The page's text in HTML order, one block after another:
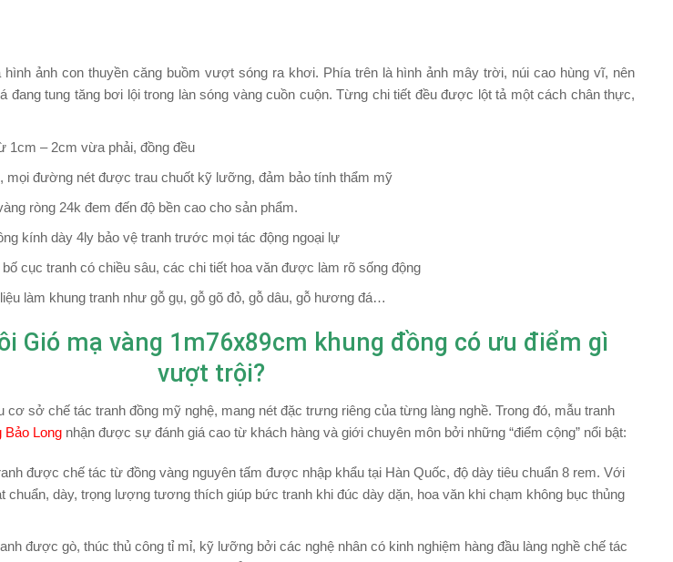
ảnh con thuyền căng buồm vượt sóng ra khơi. Phía trên là hình ảnh mây trời, núi cao hùng vĩ, nên
đang tung tăng bơi lội trong làn sóng vàng cuồn cuộn. Từng chi tiết đều được lột tả một cách chân thực,
1cm – 2cm vừa phải, đồng đều
mọi đường nét được trau chuốt kỹ lưỡng, đảm bảo tính thẩm mỹ
ròng 24k đem đến độ bền cao cho sản phẩm.
kính dày 4ly bảo vệ tranh trước mọi tác động ngoại lự
cục tranh có chiều sâu, các chi tiết hoa văn được làm rõ sống động
làm khung tranh như gỗ gụ, gỗ gõ đỏ, gỗ dâu, gỗ hương đá…
Gió mạ vàng 1m76x89cm khung đồng có ưu điểm gì
vượt trội?
cơ sở chế tác tranh đồng mỹ nghệ, mang nét đặc trưng riêng của từng làng nghề. Trong đó, mẫu tranh
Bảo Long nhận được sự đánh giá cao từ khách hàng và giới chuyên môn bởi những “điểm cộng” nổi bật:
được chế tác từ đồng vàng nguyên tấm được nhập khẩu tại Hàn Quốc, độ dày tiêu chuẩn 8 rem. Với
chuẩn, dày, trọng lượng tương thích giúp bức tranh khi đúc dày dặn, hoa văn khi chạm không bục thủng
được gò, thúc thủ công tỉ mỉ, kỹ lưỡng bởi các nghệ nhân có kinh nghiệm hàng đầu làng nghề chế tác